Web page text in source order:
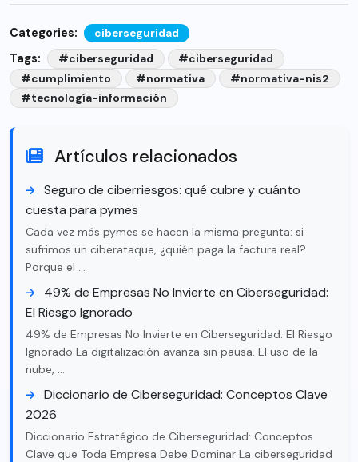
Categories: ciberseguridad
Tags: #ciberseguridad
#ciberseguridad
#cumplimiento
#normativa
#normativa-nis2
#tecnología-información
Artículos relacionados
Seguro de ciberriesgos: qué cubre y cuánto
cuesta para pymes
Cada vez más pymes se hacen la misma pregunta: si
sufrimos un ciberataque, ¿quién paga la factura real?
Porque el …
49% de Empresas No Invierte en Ciberseguridad:
El Riesgo Ignorado
49% de Empresas No Invierte en Ciberseguridad: El Riesgo
Ignorado La digitalización avanza sin pausa. El uso de la
nube, …
Diccionario de Ciberseguridad: Conceptos Clave
2026
Diccionario Estratégico de Ciberseguridad: Conceptos
Clave que Toda Empresa Debe Dominar La ciberseguridad